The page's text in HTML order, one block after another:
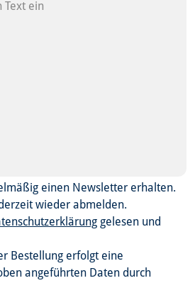
einen Newsletter erhalten.
wieder abmelden.
gelesen und
Bestellung erfolgt eine
angeführten Daten durch